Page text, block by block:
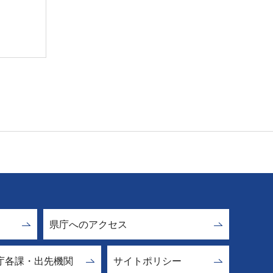
県庁へのアクセス
各課・出先機関 サイトポリシー